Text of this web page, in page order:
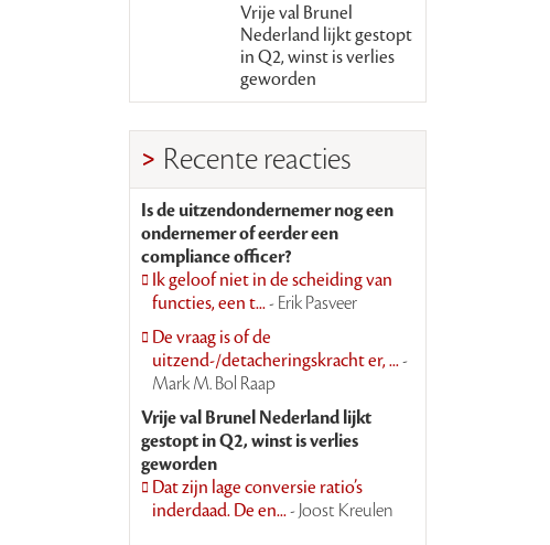
Vrije val Brunel
Nederland lijkt gestopt
in Q2, winst is verlies
geworden
Recente reacties
Is de uitzendondernemer nog een
ondernemer of eerder een
compliance officer?
Ik geloof niet in de scheiding van
functies, een t...- Erik Pasveer
De vraag is of de
uitzend-/detacheringskracht er, ...-
Mark M. Bol Raap
Vrije val Brunel Nederland lijkt
gestopt in Q2, winst is verlies
geworden
Dat zijn lage conversie ratio’s
inderdaad. De en...- Joost Kreulen